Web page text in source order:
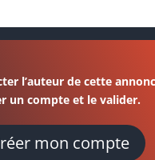
l’auteur de cette
un compte et le valider.
mon compte